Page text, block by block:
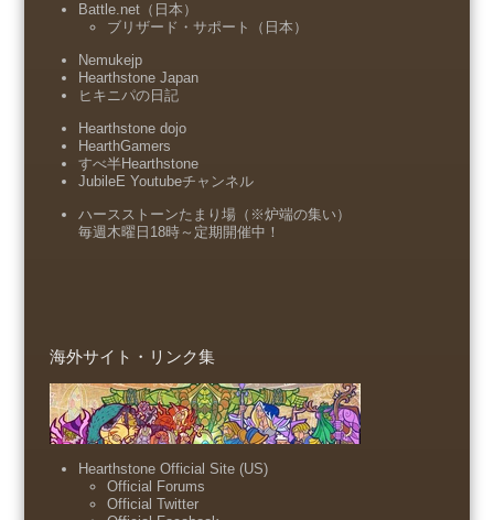
Battle.net（日本）
ブリザード・サポート（日本）
Nemukejp
Hearthstone Japan
ヒキニパの日記
Hearthstone dojo
HearthGamers
すべ半Hearthstone
JubileE Youtubeチャンネル
ハースストーンたまり場（※炉端の集い）
毎週木曜日18時～定期開催中！
海外サイト・リンク集
Hearthstone Official Site (US)
Official Forums
Official Twitter